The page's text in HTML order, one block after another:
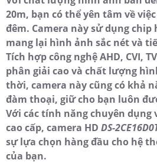
20m, bạn có thể yên tâm về
đêm. Camera này sử dụng chip
mang lại hình ảnh sắc nét và
Tích hợp công nghệ AHD, CVI,
phân giải cao và chất lượng
thời, camera này cũng có khả
đàm thoại, giữ cho bạn luôn
Với các tính năng chuyên dụng
cao cấp, camera HD DS-
sự lựa chọn hàng đầu cho hệ
của bạn.